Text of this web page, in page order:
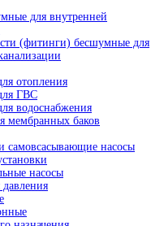
для внутренней
(фитинги) бесшумные для
отопления
ГВС
водоснабжения
мембранных баков
самовсасывающие насосы
насосы